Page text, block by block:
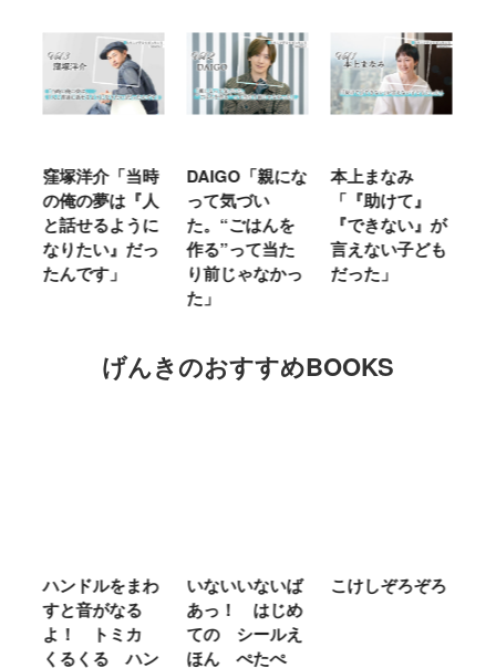
窪塚洋介「当時
の俺の夢は『人
と話せるように
なりたい』だっ
たんです」
DAIGO「親にな
って気づい
た。“ごはんを
作る”って当た
り前じゃなかっ
た」
本上まなみ
「『助けて』
『できない』が
言えない子ども
だった」
げんきのおすすめBOOKS
ハンドルをまわ
すと音がなる
よ！ トミカ
くるくる ハン
いないいないば
あっ！ はじめ
ての シールえ
ほん ぺたぺ
こけしぞろぞろ